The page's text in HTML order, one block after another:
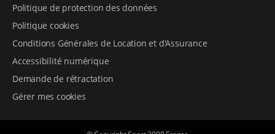
Politique de protection des données
Politique cookies
Conditions Générales de Location et d'Assurance
Accessibilité numérique
Demande de rétractation
Gérer mes cookies